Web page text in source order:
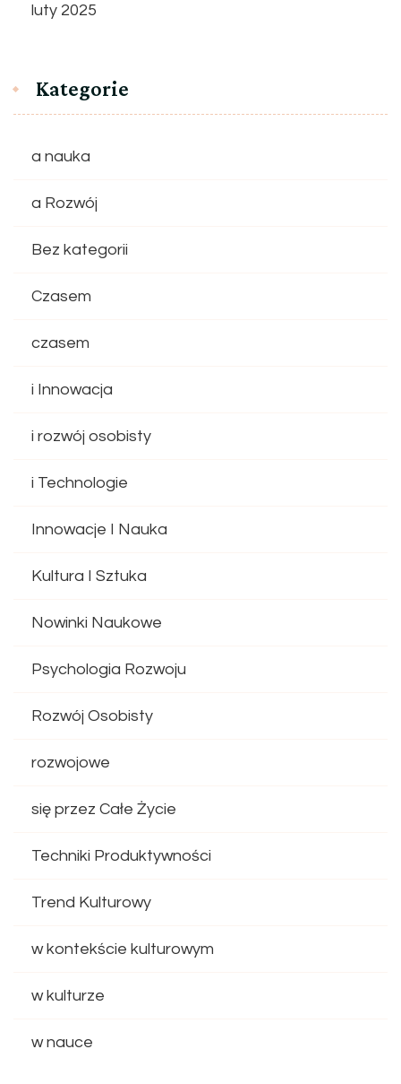
luty 2025
Kategorie
a nauka
a Rozwój
Bez kategorii
Czasem
czasem
i Innowacja
i rozwój osobisty
i Technologie
Innowacje I Nauka
Kultura I Sztuka
Nowinki Naukowe
Psychologia Rozwoju
Rozwój Osobisty
rozwojowe
się przez Całe Życie
Techniki Produktywności
Trend Kulturowy
w kontekście kulturowym
w kulturze
w nauce